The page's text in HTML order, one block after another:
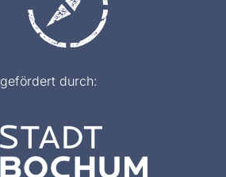
gefördert durch: